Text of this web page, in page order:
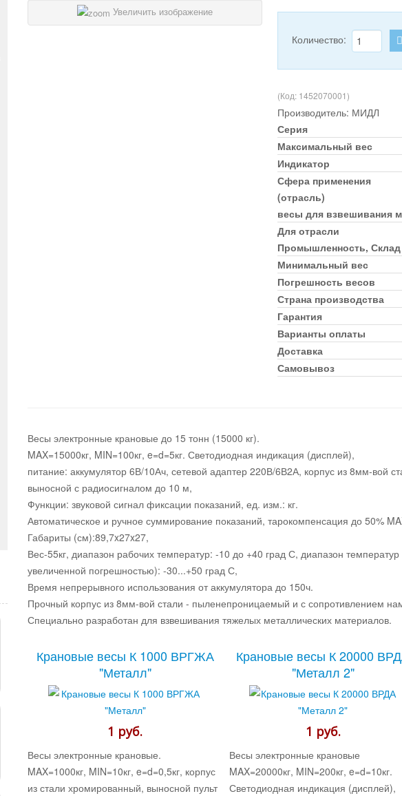
Увеличить изображение
Количество:
(Код: 1452070001)
Производитель: МИДЛ
Серия
Максимальный вес
Индикатор
Сфера применения
(отрасль)
весы для взвешивания
Для отрасли
Промышленность,
Минимальный вес
Погрешность весов
Страна производства
Гарантия
Варианты оплаты
Доставка
Самовывоз
Весы электронные крановые до 15 тонн (15000 кг).
MAX=15000кг, MIN=100кг, e=d=5кг. Светодиодная индикация (дисплей),
питание: аккумулятор 6В/10Ач, сетевой адаптер 220В/6В2А, корпус из 8мм-вой
выносной с радиосигналом до 10 м,
Функции: звуковой сигнал фиксации показаний, ед. изм.: кг.
Автоматическое и ручное суммирование показаний, тарокомпенсация до 50%
Габариты (см):89,7x27x27,
Вес-55кг, диапазон рабочих температур: -10 до +40 град С, диапазон
увеличенной погрешностью): -30...+50 град С,
Время непрерывного использования от аккумулятора до 150ч.
Прочный корпус из 8мм-вой стали - пыленепроницаемый и с сопротивлением
Специально разработан для взвешивания тяжелых металлических материалов.
Крановые весы К 1000 ВРГЖА
"Металл"
1 руб.
Весы электронные крановые.
MAX=1000кг, MIN=10кг, e=d=0,5кг, корпус
из стали хромированный, выносной пульт
Крановые весы К 20000
"Металл 2"
1 руб.
Весы электронные крановые
MAX=20000кг, MIN=200кг, e=d=10кг.
Светодиодная индикация (дисплей),